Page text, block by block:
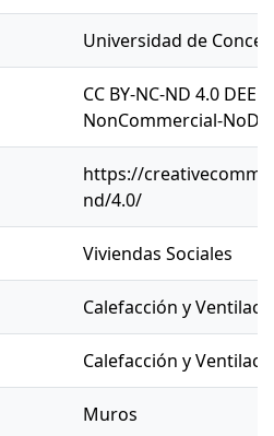
Universidad de
CC BY-NC-ND 4.0
NonCommercial-
https://
nd/4.0/
Viviendas Sociales
Calefacción y
Calefacción y
Muros